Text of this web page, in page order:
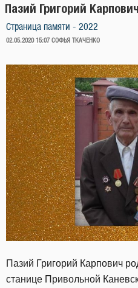
Пазий Григорий Карпович
Страница памяти - 2022
ОПУБЛИКОВАНО
02.05.2020 15:07 СОФЬЯ ТКАЧЕНКО
Пазий Григорий Карпович
станице Привольной